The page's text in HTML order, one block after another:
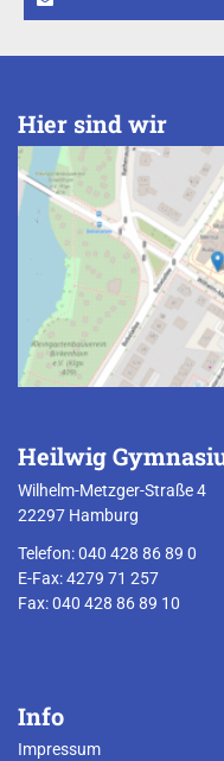
Hier sind wir
Heilwig
Wilhelm-Metzger-Straße 4
22297 Hamburg
Telefon: 040 428 86 89 0
E-Fax: 4279 71 257
Fax: 040 428 86 89 10
Info
Impressum